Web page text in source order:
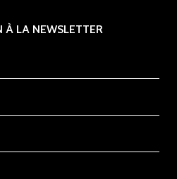
À LA NEWSLETTER